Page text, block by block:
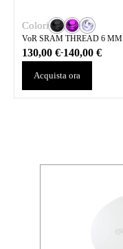
Colori
VoR SRAM THREAD 6 MM
130,00€-140,00€
Acquista ora